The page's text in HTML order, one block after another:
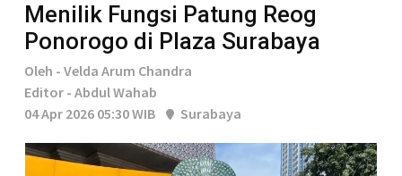
Menilik Fungsi Patung Reog
Ponorogo di Plaza Surabaya
Oleh - Velda Arum Chandra
Editor - Abdul Wahab
04 Apr 2026 05:30 WIB
Surabaya